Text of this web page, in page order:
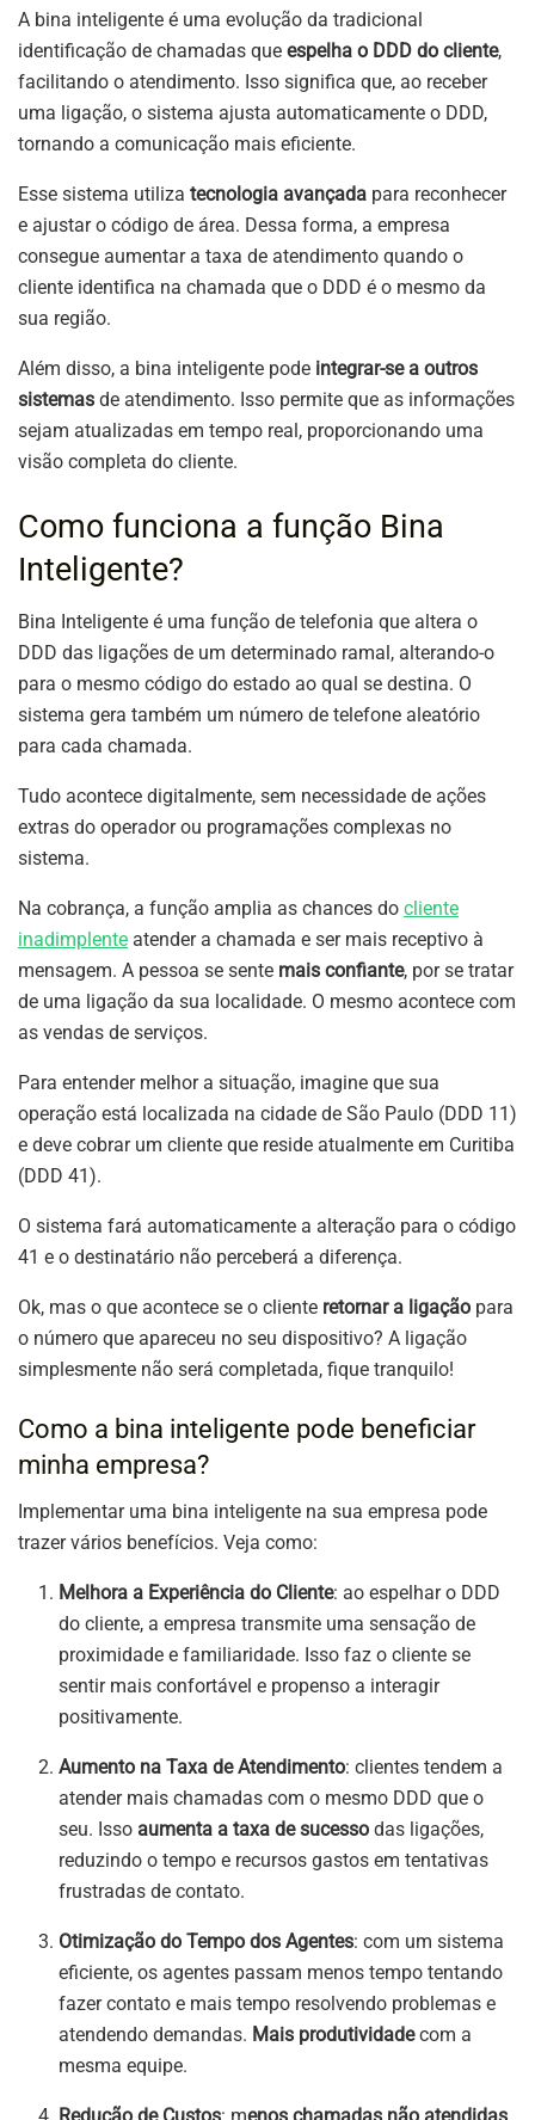
A bina inteligente é uma evolução da tradicional
identificação de chamadas que espelha o DDD do cliente,
facilitando o atendimento. Isso significa que, ao receber
uma ligação, o sistema ajusta automaticamente o DDD,
tornando a comunicação mais eficiente.
Esse sistema utiliza tecnologia avançada para reconhecer
e ajustar o código de área. Dessa forma, a empresa
consegue aumentar a taxa de atendimento quando o
cliente identifica na chamada que o DDD é o mesmo da
sua região.
Além disso, a bina inteligente pode integrar-se a outros
sistemas de atendimento. Isso permite que as informações
sejam atualizadas em tempo real, proporcionando uma
visão completa do cliente.
Como funciona a função Bina
Inteligente?
Bina Inteligente é uma função de telefonia que altera o
DDD das ligações de um determinado ramal, alterando-o
para o mesmo código do estado ao qual se destina. O
sistema gera também um número de telefone aleatório
para cada chamada.
Tudo acontece digitalmente, sem necessidade de ações
extras do operador ou programações complexas no
sistema.
Na cobrança, a função amplia as chances do cliente
inadimplente atender a chamada e ser mais receptivo à
mensagem. A pessoa se sente mais confiante, por se tratar
de uma ligação da sua localidade. O mesmo acontece com
as vendas de serviços.
Para entender melhor a situação, imagine que sua
operação está localizada na cidade de São Paulo (DDD 11)
e deve cobrar um cliente que reside atualmente em Curitiba
(DDD 41).
O sistema fará automaticamente a alteração para o código
41 e o destinatário não perceberá a diferença.
Ok, mas o que acontece se o cliente retornar a ligação para
o número que apareceu no seu dispositivo? A ligação
simplesmente não será completada, fique tranquilo!
Como a bina inteligente pode beneficiar
minha empresa?
Implementar uma bina inteligente na sua empresa pode
trazer vários benefícios. Veja como:
Melhora a Experiência do Cliente: ao espelhar o DDD
do cliente, a empresa transmite uma sensação de
proximidade e familiaridade. Isso faz o cliente se
sentir mais confortável e propenso a interagir
positivamente.
Aumento na Taxa de Atendimento: clientes tendem a
atender mais chamadas com o mesmo DDD que o
seu. Isso aumenta a taxa de sucesso das ligações,
reduzindo o tempo e recursos gastos em tentativas
frustradas de contato.
Otimização do Tempo dos Agentes: com um sistema
eficiente, os agentes passam menos tempo tentando
fazer contato e mais tempo resolvendo problemas e
atendendo demandas. Mais produtividadecom a
mesma equipe.
Redução de Custos: menos chamadas não atendidas